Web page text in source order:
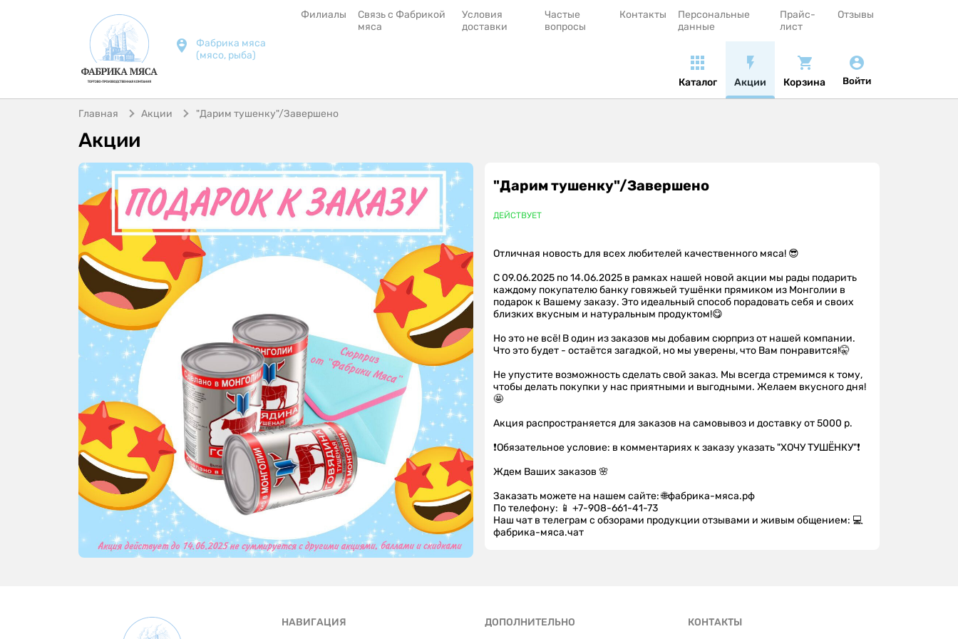
Фабрика мяса
(мясо, рыба)
Филиалы
Связь с Фабрикой
мяса
Условия
доставки
Частые
вопросы
Контакты
Персональные
данные
Прайс-
лист
Отзывы
Каталог Акции Корзина Войти
Главная Акции "Дарим тушенку"/Завершено
Акции
"Дарим тушенку"/Завершено
ДЕЙСТВУЕТ
Отличная новость для всех любителей качественного мяса! 😎
С 09.06.2025 по 14.06.2025 в рамках нашей новой акции мы рады подарить
каждому покупателю банку говяжьей тушёнки прямиком из Монголии в
подарок к Вашему заказу. Это идеальный способ порадовать себя и своих
близких вкусным и натуральным продуктом!😋
Но это не всё! В один из заказов мы добавим сюрприз от нашей компании.
Что это будет - остаётся загадкой, но мы уверены, что Вам понравится!🤫
Не упустите возможность сделать свой заказ. Мы всегда стремимся к тому,
чтобы делать покупки у нас приятными и выгодными. Желаем вкусного дня!
🤩
Акция распространяется для заказов на самовывоз и доставку от 5000 р.
❗️Обязательное условие: в комментариях к заказу указать "ХОЧУ ТУШЁНКУ"❗️
Ждем Ваших заказов 🌸
Заказать можете на нашем сайте: 🌐фабрика-мяса.рф
По телефону: 📱 +7-908-661-41-73
Наш чат в телеграм с обзорами продукции отзывами и живым общением: 💻
фабрика-мяса.чат
НАВИГАЦИЯ ДОПОЛНИТЕЛЬНО КОНТАКТЫ